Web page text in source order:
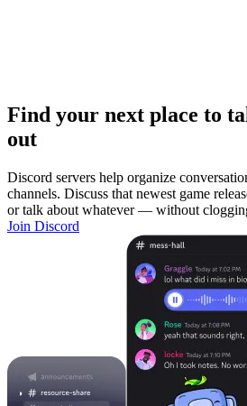
Find your next place to
out
Discord servers help organize
channels. Discuss that newest game
or talk about whatever — without
Join Discord